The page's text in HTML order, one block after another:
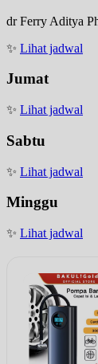
dr Ferry Aditya
✨ Lihat jadwal
Jumat
✨ Lihat jadwal
Sabtu
✨ Lihat jadwal
Minggu
✨ Lihat jadwal